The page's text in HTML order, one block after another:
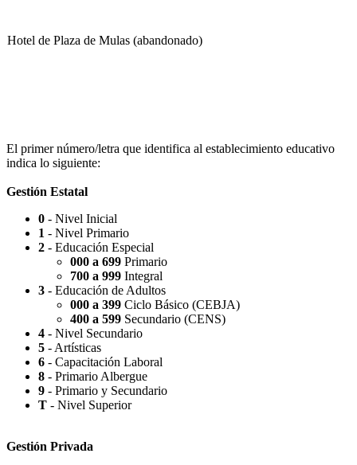
Hotel de Plaza de Mulas (abandonado)
Capilla Beato Carlo Acutis (en construcción)
Patio del Centro
Rotonda Paso
El primer número/letra que identifica al establecimiento educativo
indica lo siguiente:
Gestión Estatal
0 - Nivel Inicial
1 - Nivel Primario
2 - Educación Especial
000 a 699 Primario
700 a 999 Integral
3 - Educación de Adultos
000 a 399 Ciclo Básico (CEBJA)
400 a 599 Secundario (CENS)
4 - Nivel Secundario
5 - Artísticas
6 - Capacitación Laboral
8 - Primario Albergue
9 - Primario y Secundario
T - Nivel Superior
Gestión Privada